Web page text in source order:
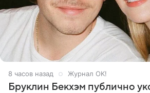
8 часов назад Журнал OK!
Бруклин Бекхэм публично